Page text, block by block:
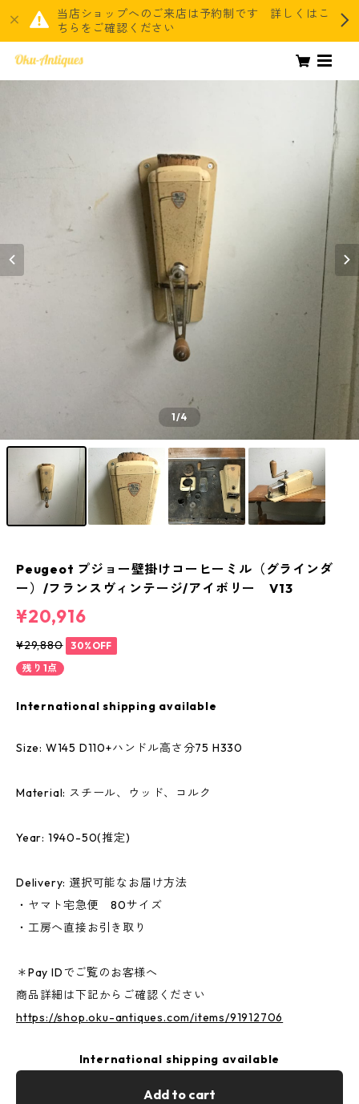
当店ショップへのご来店は予約制です 詳しくはこ
ちらをご確認ください
1/4
Peugeot プジョー壁掛けコーヒーミル（グラインダ
ー）/フランスヴィンテージ/アイボリー V13
¥20,916
¥29,880
30%OFF
残り1点
International shipping available
Size: W145 D110+ハンドル高さ分75 H330
Material: スチール、ウッド、コルク
Year: 1940-50(推定)
Delivery: 選択可能なお届け方法
・ヤマト宅急便 80サイズ
・工房へ直接お引き取り
＊Pay IDでご覧のお客様へ
商品詳細は下記からご確認ください
https://shop.oku-antiques.com/items/91912706
International shipping available
Add to cart